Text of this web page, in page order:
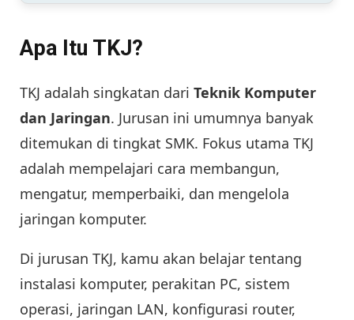
Apa Itu TKJ?
TKJ adalah singkatan dari Teknik Komputer
dan Jaringan. Jurusan ini umumnya banyak
ditemukan di tingkat SMK. Fokus utama TKJ
adalah mempelajari cara membangun,
mengatur, memperbaiki, dan mengelola
jaringan komputer.
Di jurusan TKJ, kamu akan belajar tentang
instalasi komputer, perakitan PC, sistem
operasi, jaringan LAN, konfigurasi router,